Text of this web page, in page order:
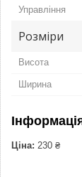
Управління
Розміри
Висота
Ширина
Ціна: 230 ₴